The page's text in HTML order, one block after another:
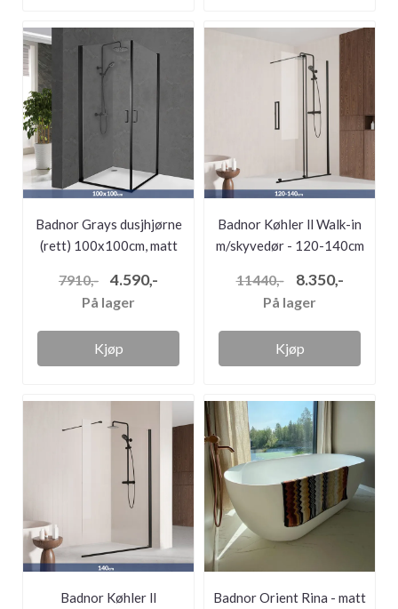
Badnor Grays dusjhjørne
(rett) 100x100cm, matt
7910,- 4.590,-
På lager
Kjøp
Badnor Køhler ll Walk-in
m/skyvedør - 120-140cm
11440,- 8.350,-
På lager
Kjøp
Badnor Køhler ll
Badnor Orient Rina - matt